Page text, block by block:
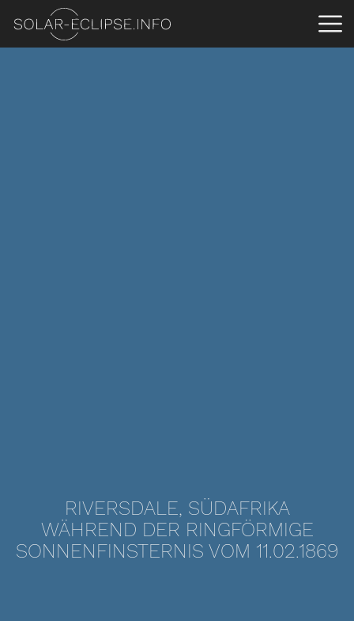
RIVERSDALE, SÜDAFRIKA
WÄHREND DER RINGFÖRMIGE
SONNENFINSTERNIS VOM 11.02.1869